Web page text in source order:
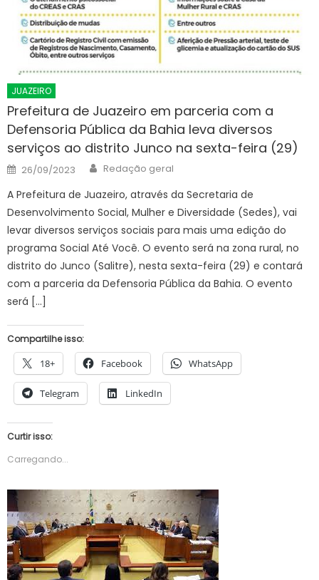
JUAZEIRO
Prefeitura de Juazeiro em parceria com a
Defensoria Pública da Bahia leva diversos
serviços ao distrito Junco na sexta-feira (29)
Posted
on
26/09/2023 Author
Redação geral
A Prefeitura de Juazeiro, através da Secretaria de
Desenvolvimento Social, Mulher e Diversidade (Sedes), vai
levar diversos serviços sociais para mais uma edição do
programa Social Até Você. O evento será na zona rural, no
distrito do Junco (Salitre), nesta sexta-feira (29) e contará
com a parceria da Defensoria Pública da Bahia. O evento
será […]
Compartilhe isso:
18+ Facebook WhatsApp
Telegram LinkedIn
Curtir isso:
Carregando...